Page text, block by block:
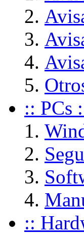
:: PCs
::